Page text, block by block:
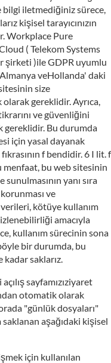
bilgi iletmediğiniz sürece,
kişisel tarayıcınızın
Workplace Pure
( Telekom Systems
)ile GDPR uyumlu
veHollanda' daki
size
gereklidir. Ayrıca,
ve güvenliğini
gereklidir. Bu durumda
için yasal dayanak
f bendidir. 6 I lit. f
bu web sitesinin
yanı sıra
ve
kötüye kullanım
amacıyla
kullanım sürecinin sona
bir durumda, bu
saklarız.
sayfamızıziyaret
otomatik olarak
"günlük dosyaları"
aşağıdaki kişisel
için kullanılan